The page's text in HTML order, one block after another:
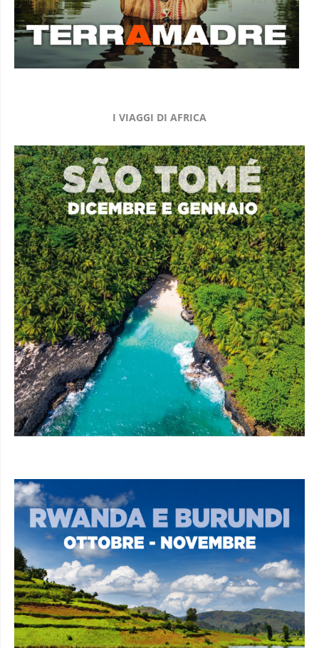
I VIAGGI DI AFRICA